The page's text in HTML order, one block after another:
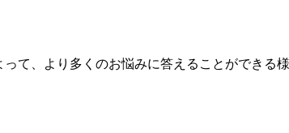
て、より多くのお悩みに答えることができる